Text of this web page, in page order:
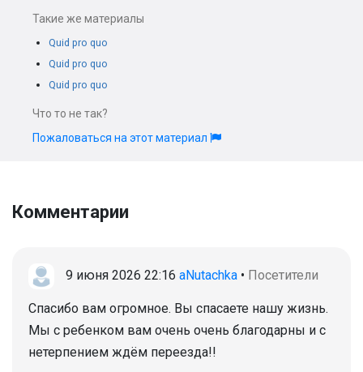
Такие же материалы
Quid pro quo
Quid pro quo
Quid pro quo
Что то не так?
Пожаловаться на этот материал
Комментарии
9 июня 2026 22:16 aNutachka • Посетители
Спасибо вам огромное. Вы спасаете нашу жизнь.
Мы с ребенком вам очень очень благодарны и с
нетерпением ждём переезда!!